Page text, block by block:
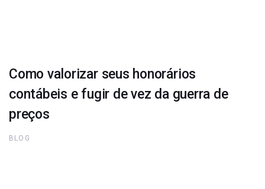
Como valorizar seus honorários
contábeis e fugir de vez da guerra de
preços
BLOG